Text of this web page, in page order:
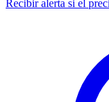
Recibir alerta si el